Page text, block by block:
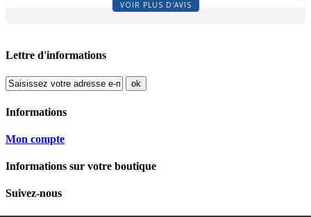
VOIR PLUS D'AVIS
Lettre d'informations
ok
Informations
Mon compte
Informations sur votre boutique
Suivez-nous